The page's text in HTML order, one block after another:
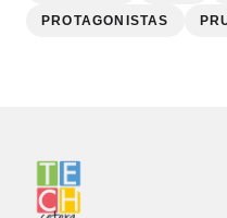
PROTAGONISTAS